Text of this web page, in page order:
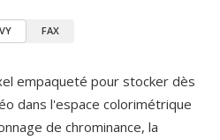
FAX
empaqueté pour stocker dès
dans l'espace colorimétrique
de chrominance, la